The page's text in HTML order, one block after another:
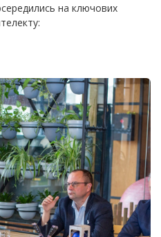
на ключових